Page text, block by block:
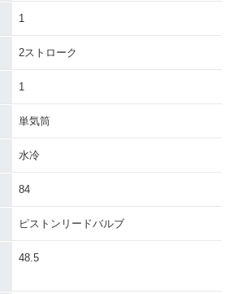
2006年 KX85-2・マ
イナーチェンジ
2003年 KX85-2・カ
ラーチェンジ
1
2ストローク
1
単気筒
水冷
84
ピストンリードバルブ
48.5